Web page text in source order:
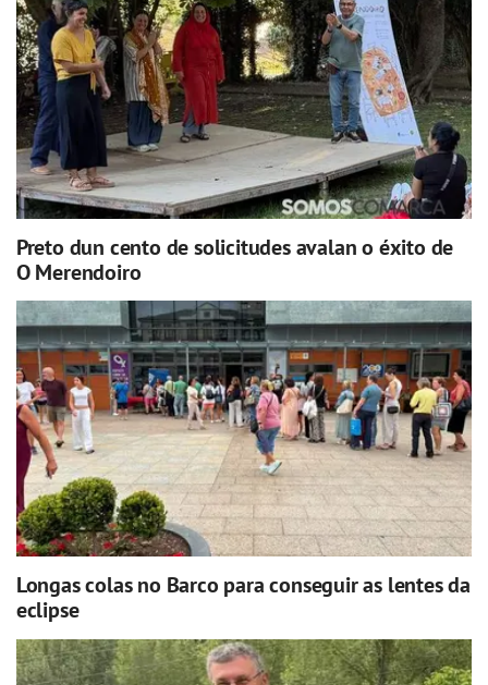
Preto dun cento de solicitudes avalan o éxito de
O Merendoiro
Longas colas no Barco para conseguir as lentes da
eclipse